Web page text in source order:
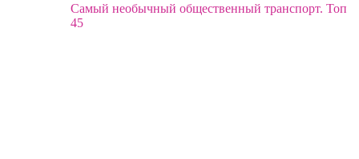
Самый необычный общественный транспорт. Топ
45